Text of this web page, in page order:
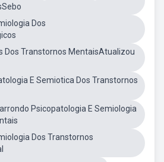
Dos
Dos Transtornos MentaisAtualizou
E Semiotica Dos Transtornos
Psicopatologia E Semiologia
Dos Transtornos